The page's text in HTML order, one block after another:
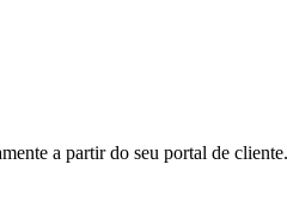
a partir do seu portal de cliente.